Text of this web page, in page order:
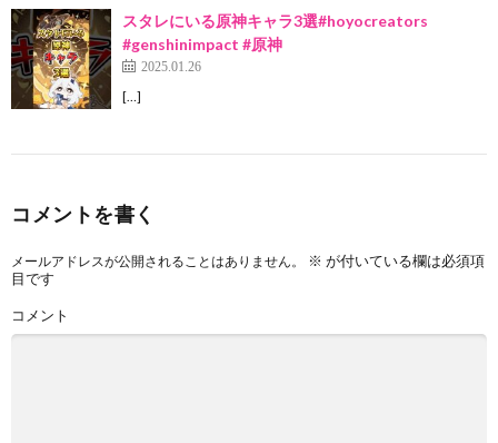
スタレにいる原神キャラ3選#hoyocreators
#genshinimpact #原神
2025.01.26
[…]
コメントを書く
メールアドレスが公開されることはありません。 ※ が付いている欄は必須項
目です
コメント